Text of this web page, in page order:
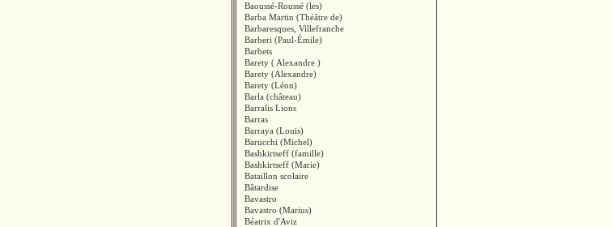
Baoussé-Roussé (les)
Barba Martin (Théâtre de)
Barbaresques, Villefranche
Barberi (Paul-Émile)
Barbets
Barety ( Alexandre )
Barety (Alexandre)
Barety (Léon)
Barla (château)
Barralis Lions
Barras
Barraya (Louis)
Barucchi (Michel)
Bashkirtseff (famille)
Bashkirtseff (Marie)
Bataillon scolaire
Bâtardise
Bavastro
Bavastro (Marius)
Béatrix d'Aviz